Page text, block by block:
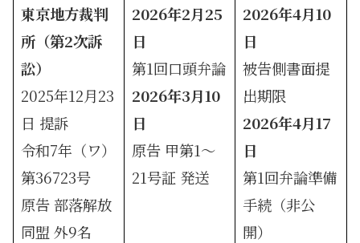
東京地方裁判
所（第2次訴
訟）
2025年12月23
日 提訴
令和7年（ワ）
第36723号
原告 部落解放
同盟 外9名
2026年2月25
日
第1回口頭弁論
2026年3月10
日
原告 甲第1〜
21号証 発送
2026年4月10
日
被告側書面提
出期限
2026年4月17
日
第1回弁論準備
手続（非公
開）